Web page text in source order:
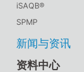
iSAQB®
SPMP
新闻与资讯
资料中心